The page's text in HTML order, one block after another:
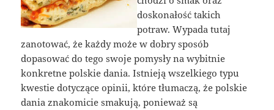
doskonałość takich
potraw. Wypada tutaj
zanotować, że każdy może w dobry sposób
dopasować do tego swoje pomysły na wybitnie
konkretne polskie dania. Istnieją wszelkiego typu
kwestie dotyczące opinii, które tłumaczą, że polskie
dania znakomicie smakują, ponieważ są